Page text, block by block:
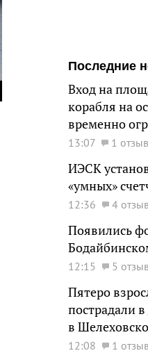
Последние
Вход на
корабля на
временно
13:07 1 отзыв
ИЭСК
«умных»
12:36 4
Появились
12:15 5
Пятеро
пострадали
в
12:08 1 отзыв